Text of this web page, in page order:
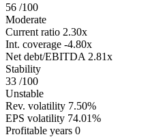
56 /100
Moderate
Current ratio 2.30x
Int. coverage -4.80x
Net debt/EBITDA 2.81x
Stability
33 /100
Unstable
Rev. volatility 7.50%
EPS volatility 74.01%
Profitable years 0